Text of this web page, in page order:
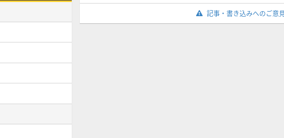
記事・書き込みへのご意